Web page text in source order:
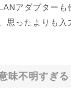
アダプターも
ったよりも入
味不明すぎる